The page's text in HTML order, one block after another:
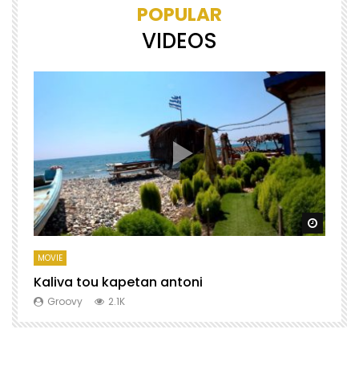
POPULAR
VIDEOS
Watch Later Watch
MOVIE
Kaliva tou kapetan antoni
Groovy 2.1K